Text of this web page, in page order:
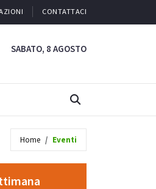
CONTATTACI
SABATO, 8 AGOSTO
Home Eventi